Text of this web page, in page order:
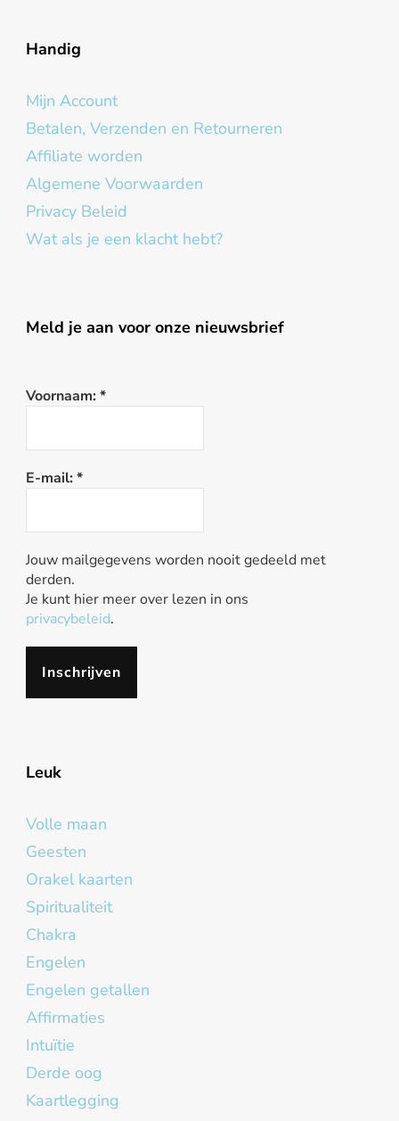
Handig
Mijn Account
Betalen, Verzenden en Retourneren
Affiliate worden
Algemene Voorwaarden
Privacy Beleid
Wat als je een klacht hebt?
Meld je aan voor onze nieuwsbrief
Voornaam: *
E-mail: *
Jouw mailgegevens worden nooit gedeeld met
derden.
Je kunt hier meer over lezen in ons
privacybeleid.
Leuk
Volle maan
Geesten
Orakel kaarten
Spiritualiteit
Chakra
Engelen
Engelen getallen
Affirmaties
Intuïtie
Derde oog
Kaartlegging